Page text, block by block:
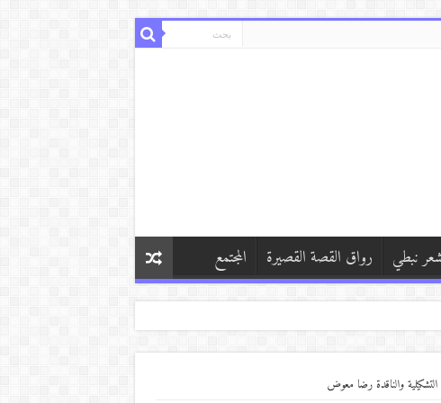
نبطي رواق القصة القصيرة المجتمع
والناقدة رضا معوض